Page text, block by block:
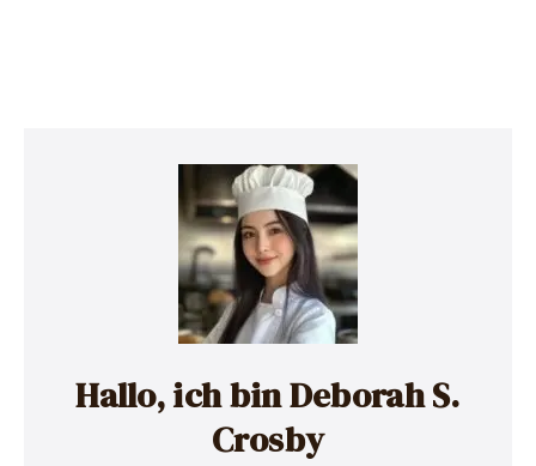
Hallo, ich bin Deborah S.
Crosby